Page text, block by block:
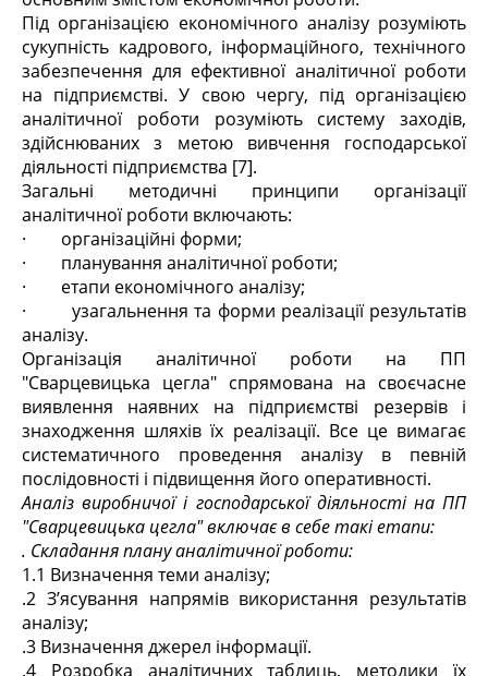
Під організацією економічного аналізу розуміють
сукупність кадрового, інформаційного, технічного
забезпечення для ефективної аналітичної роботи
на підприємстві. У свою чергу, під організацією
аналітичної роботи розуміють систему заходів,
здійснюваних з метою вивчення господарської
діяльності підприємства [7].
Загальні методичні принципи організації
аналітичної роботи включають:
· організаційні форми;
· планування аналітичної роботи;
· етапи економічного аналізу;
· узагальнення та форми реалізації результатів
аналізу.
Організація аналітичної роботи на ПП
"Сварцевицька цегла" спрямована на своєчасне
виявлення наявних на підприємстві резервів і
знаходження шляхів їх реалізації. Все це вимагає
систематичного проведення аналізу в певній
послідовності і підвищення його оперативності.
Аналіз виробничої і господарської діяльності на ПП
"Сварцевицька цегла" включає в себе такі етапи:
. Складання плану аналітичної роботи:
1.1 Визначення теми аналізу;
.2 З’ясування напрямів використання результатів
аналізу;
.3 Визначення джерел інформації.
.4 Розробка аналітичних таблиць, методики їх